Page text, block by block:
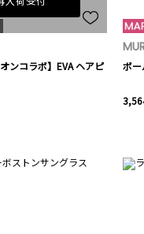
ンコラボ】EVA ヘアピ ボー